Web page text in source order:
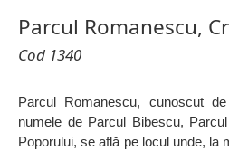
Parcul Romanescu,
Cod 1340
Parcul Romanescu, cunoscut
numele de Parcul Bibescu,
Poporului, se află pe locul unde, la